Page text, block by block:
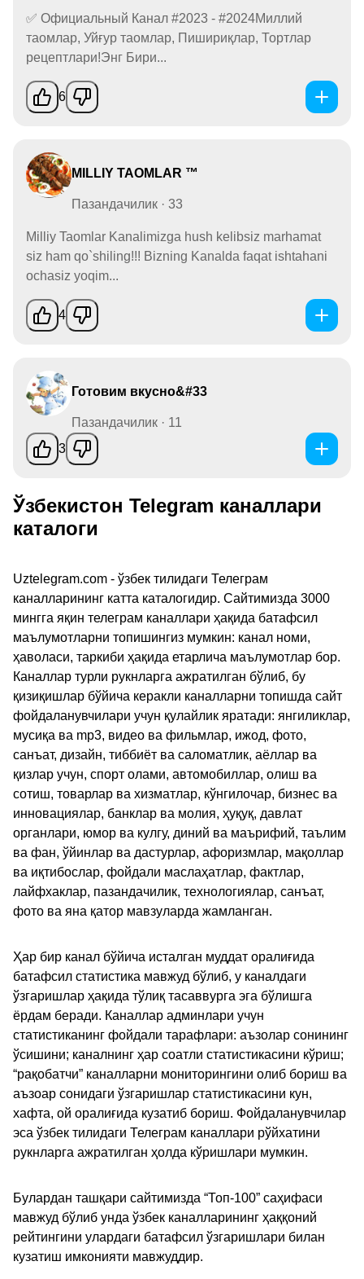
✅ Официальный Канал #2023 - #2024Миллий
таомлар, Уйғур таомлар, Пишириқлар, Тортлар
рецептлари!Энг Бири...
6
MILLIY TAOMLAR ™
Пазандачилик · 33
Milliy Taomlar Kanalimizga hush kelibsiz marhamat
siz ham qo`shiling!!! Bizning Kanalda faqat ishtahani
ochasiz yoqim...
4
Готовим вкусно&#33
Пазандачилик · 11
3
Ўзбекистон Telegram каналлари
каталоги
Uztelegram.com - ўзбек тилидаги Телеграм
каналларининг катта каталогидир. Сайтимизда 3000
мингга яқин телеграм каналлари ҳақида батафсил
маълумотларни топишингиз мумкин: канал номи,
ҳаволаси, таркиби ҳақида етарлича маълумотлар бор.
Каналлар турли рукнларга ажратилган бўлиб, бу
қизиқишлар бўйича керакли каналларни топишда сайт
фойдаланувчилари учун қулайлик яратади: янгиликлар,
мусиқа ва mp3, видео ва фильмлар, ижод, фото,
санъат, дизайн, тиббиёт ва саломатлик, аёллар ва
қизлар учун, спорт олами, автомобиллар, олиш ва
сотиш, товарлар ва хизматлар, кўнгилочар, бизнес ва
инновациялар, банклар ва молия, ҳуқуқ, давлат
органлари, юмор ва кулгу, диний ва маърифий, таълим
ва фан, ўйинлар ва дастурлар, афоризмлар, мақоллар
ва иқтибослар, фойдали маслаҳатлар, фактлар,
лайфхаклар, пазандачилик, технологиялар, санъат,
фото ва яна қатор мавзуларда жамланган.
Ҳар бир канал бўйича исталган муддат оралиғида
батафсил статистика мавжуд бўлиб, у каналдаги
ўзгаришлар ҳақида тўлиқ тасаввурга эга бўлишга
ёрдам беради. Каналлар админлари учун
статистиканинг фойдали тарафлари: аъзолар сонининг
ўсишини; каналнинг ҳар соатли статистикасини кўриш;
“рақобатчи” каналларни мониторингини олиб бориш ва
аъзоар сонидаги ўзгаришлар статистикасини кун,
хафта, ой оралиғида кузатиб бориш. Фойдаланувчилар
эса ўзбек тилидаги Телеграм каналлари рўйхатини
рукнларга ажратилган ҳолда кўришлари мумкин.
Булардан ташқари сайтимизда “Топ-100” саҳифаси
мавжуд бўлиб унда ўзбек каналларининг ҳаққоний
рейтингини улардаги батафсил ўзгаришлари билан
кузатиш имконияти мавжуддир.